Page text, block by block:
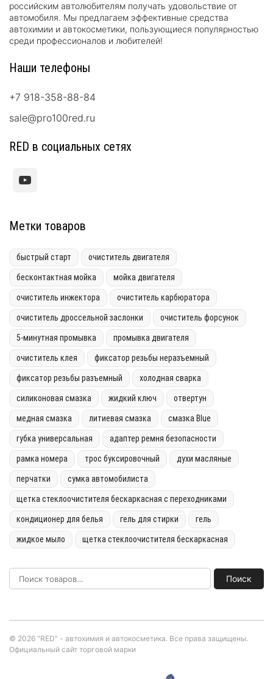
российским автолюбителям получать удовольствие от
автомобиля. Мы предлагаем эффективные средства
автохимии и автокосметики, пользующиеся популярностью
среди профессионалов и любителей!
Наши телефоны
+7 918-358-88-84
sale@pro100red.ru
RED в социальных сетях
Метки товаров
быстрый старт очиститель двигателя
бесконтактная мойка мойка двигателя
очиститель инжектора очиститель карбюратора
очиститель дроссельной заслонки очиститель форсунок
5-минутная промывка промывка двигателя
очиститель клея фиксатор резьбы неразъемный
фиксатор резьбы разъемный холодная сварка
силиконовая смазка жидкий ключ отвертун
медная смазка литиевая смазка смазка Blue
губка универсальная адаптер ремня безопасности
рамка номера трос буксировочный духи масляные
перчатки сумка автомобилиста
щетка стеклоочистителя бескаркасная с переходниками
кондиционер для белья гель для стирки гель
жидкое мыло щетка стеклоочистителя бескаркасная
Поиск
© 2026 "RED" - автохимия и автокосметика. Все права защищены.
Официальный сайт торговой марки